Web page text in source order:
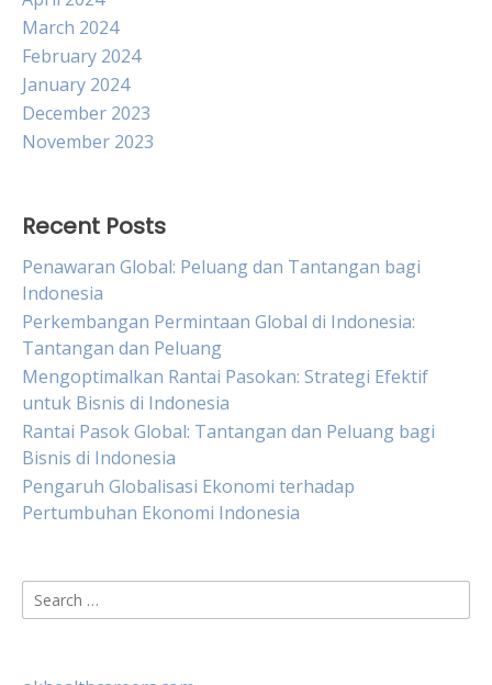
March 2024
February 2024
January 2024
December 2023
November 2023
Recent Posts
Penawaran Global: Peluang dan Tantangan bagi
Indonesia
Perkembangan Permintaan Global di Indonesia:
Tantangan dan Peluang
Mengoptimalkan Rantai Pasokan: Strategi Efektif
untuk Bisnis di Indonesia
Rantai Pasok Global: Tantangan dan Peluang bagi
Bisnis di Indonesia
Pengaruh Globalisasi Ekonomi terhadap
Pertumbuhan Ekonomi Indonesia
Search
for: